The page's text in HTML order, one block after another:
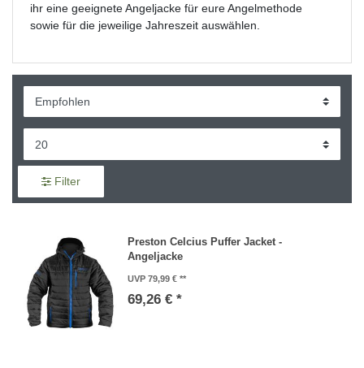
ihr eine geeignete Angeljacke für eure Angelmethode
sowie für die jeweilige Jahreszeit auswählen.
Filter
Preston Celcius Puffer Jacket -
Angeljacke
UVP 79,99 €
69,26 € *